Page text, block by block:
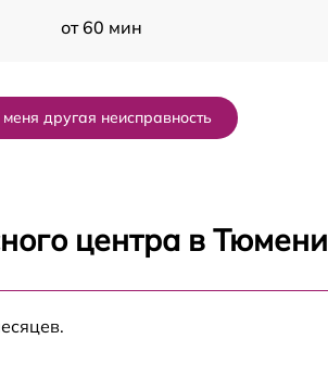
от 60 мин
от 60 мин
другая неисправность
центра в Тюмени